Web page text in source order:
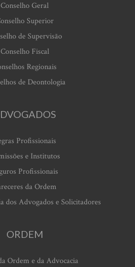
Conselho Geral
Superior
de Supervisão
Conselho Fiscal
Regionais
de Deontologia
Profissionais
e Institutos
Profissionais
da Ordem
dos Advogados e Solicitadores
ORDEM
Ordem e da Advocacia